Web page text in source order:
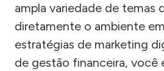
ampla variedade de temas
diretamente o ambiente
estratégias de marketing
de gestão financeira, você